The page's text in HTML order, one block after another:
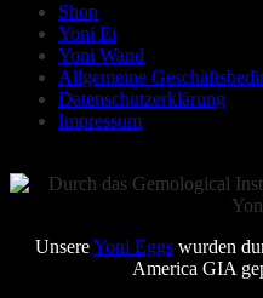
Shop
Yoni Ei
Yoni Wand
Allgemeine
Datenschutzerklärung
Impressum
UnsereYoni Eggswurden
America GIA